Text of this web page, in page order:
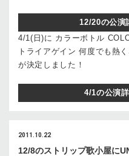
12/20の公演
4/1(日)に カラーボトル
トライアゲイン 何度でも熱
が決定しました！
4/1の公演
2011.10.22
12/8のストリップ歌小屋に